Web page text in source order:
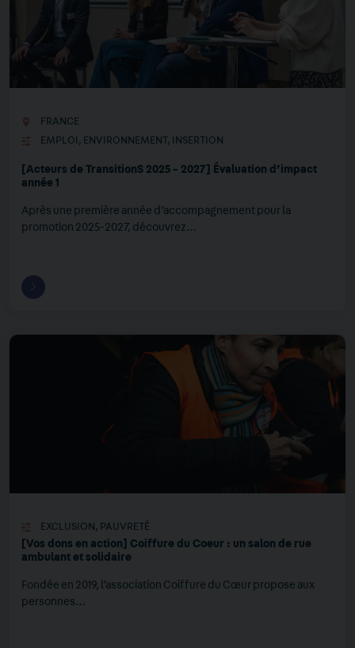
FRANCE
EMPLOI , ENVIRONNEMENT, INSERTION
[Acteurs de TransitionS 2025 - 2027] Évaluation d’impact
année 1
Après une première année d’accompagnement pour la
promotion 2025-2027, découvrez…
EXCLUSION , PAUVRETÉ
[Vos dons en action] Coiffure du Coeur : un salon de rue
ambulant et solidaire
Fondée en 2019, l’association Coiffure du Cœur propose aux
personnes…